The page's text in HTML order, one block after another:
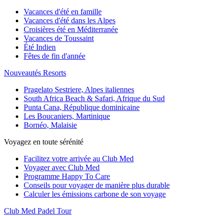
Vacances d'été en famille
Vacances d'été dans les Alpes
Croisières été en Méditerranée
Vacances de Toussaint
Été Indien
Fêtes de fin d'année
Nouveautés Resorts
Pragelato Sestriere, Alpes italiennes
South Africa Beach & Safari, Afrique du Sud
Punta Cana, République dominicaine
Les Boucaniers, Martinique
Bornéo, Malaisie
Voyagez en toute sérénité
Facilitez votre arrivée au Club Med
Voyager avec Club Med
Programme Happy To Care
Conseils pour voyager de manière plus durable
Calculer les émissions carbone de son voyage
Club Med Padel Tour